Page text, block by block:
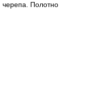
черепа. Полотно